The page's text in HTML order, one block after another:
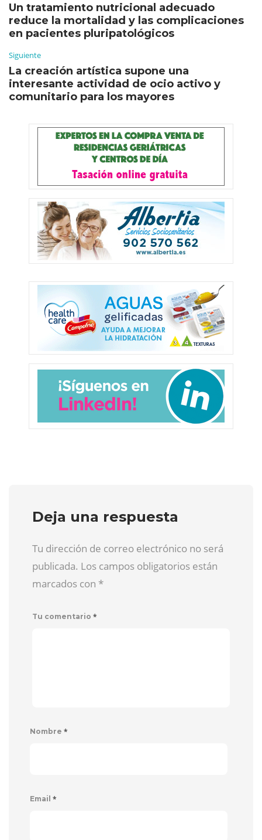
Un tratamiento nutricional adecuado
reduce la mortalidad y las complicaciones
en pacientes pluripatológicos
Siguiente
La creación artística supone una
interesante actividad de ocio activo y
comunitario para los mayores
Deja una respuesta
Tu dirección de correo electrónico no será
publicada. Los campos obligatorios están
marcados con *
Tu comentario *
Nombre *
Email *